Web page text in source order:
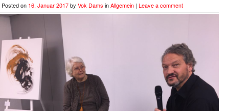
Posted on 16. Januar 2017by Vok Dams inAllgemein | Leave a comment